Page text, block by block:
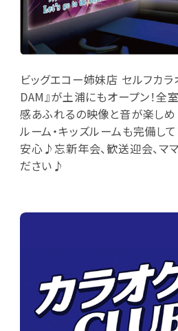
ビッグエコー姉妹店 セルフカラ
DAM』が土浦にもオープン！全
感あふれるの映像と音が楽しめ
ルーム・キッズルームも完備し
安心♪忘新年会、歓送迎会、マ
ださい♪